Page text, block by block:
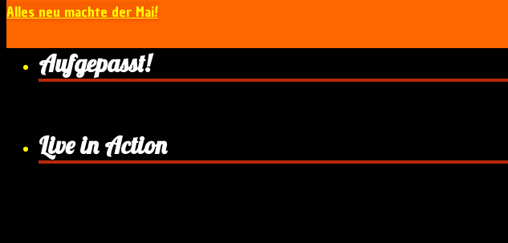
Alles neu machte der Mai!
Aufgepasst!
Live in Action